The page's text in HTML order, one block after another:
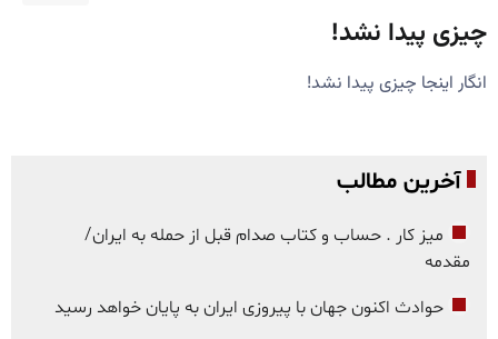
چیزی پیدا نشد!
انگار اینجا چیزی پیدا نشد!
آخرین مطالب
میز کار . حساب و کتاب صدام قبل از حمله به ایران/
مقدمه
حوادث اکنون جهان با پیروزی ایران به پایان خواهد رسید